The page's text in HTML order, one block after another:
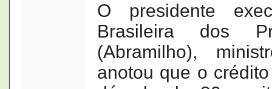
O presidente
Brasileira dos
(Abramilho),
anotou que o